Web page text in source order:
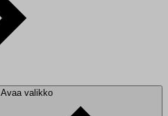
Avaa valikko